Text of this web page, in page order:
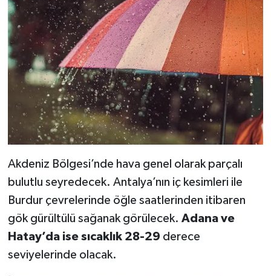
Akdeniz Bölgesi’nde hava genel olarak parçalı
bulutlu seyredecek. Antalya’nın iç kesimleri ile
Burdur çevrelerinde öğle saatlerinden itibaren
gök gürültülü sağanak görülecek. Adana ve
Hatay’da ise sıcaklık 28-29 derece
seviyelerinde olacak.